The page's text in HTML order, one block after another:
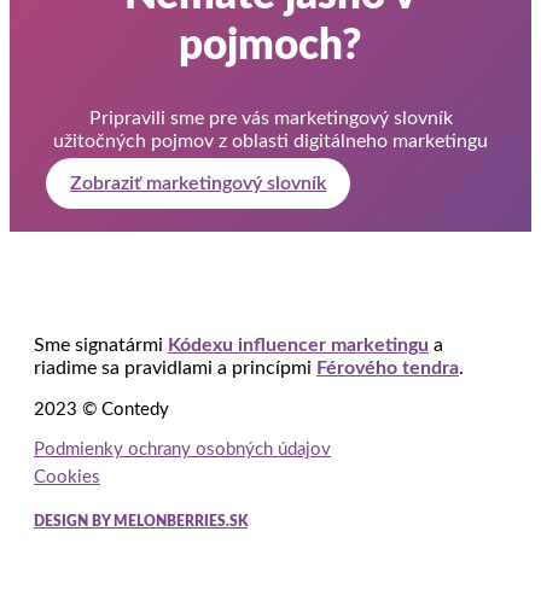
pojmoch?
Pripravili sme pre vás marketingový slovník
užitočných pojmov z oblasti digitálneho marketingu
Zobraziť marketingový slovník
Sme signatármi Kódexu influencer marketingu a
riadime sa pravidlami a princípmi Férového tendra.
2023 © Contedy
Podmienky ochrany osobných údajov
Cookies
DESIGN BY MELONBERRIES.SK